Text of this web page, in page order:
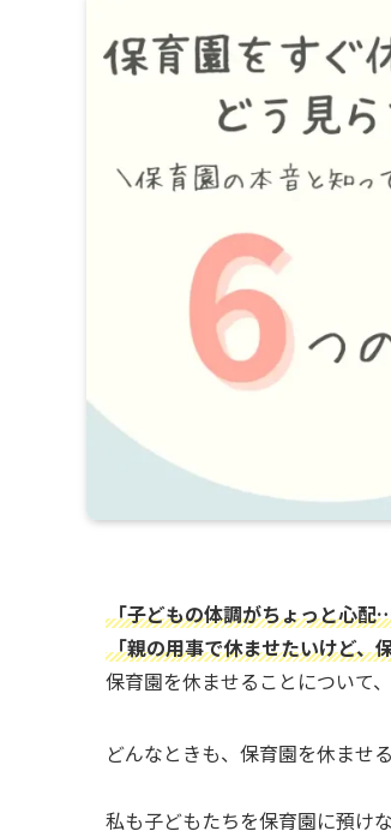
「子どもの体調がちょっと心配
「親の用事で休ませたいけど、
保育園を休ませることについて
どんなときも、保育園を休ませ
私も子どもたちを保育園に預け